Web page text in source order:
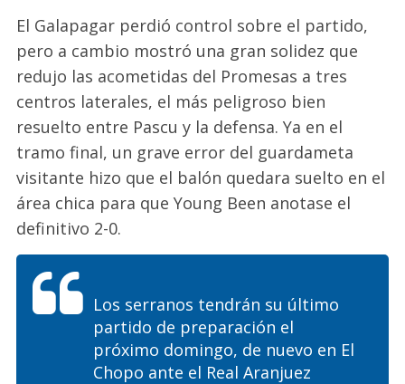
El Galapagar perdió control sobre el partido,
pero a cambio mostró una gran solidez que
redujo las acometidas del Promesas a tres
centros laterales, el más peligroso bien
resuelto entre Pascu y la defensa. Ya en el
tramo final, un grave error del guardameta
visitante hizo que el balón quedara suelto en el
área chica para que Young Been anotase el
definitivo 2-0.
Los serranos tendrán su último
partido de preparación el
próximo domingo, de nuevo en El
Chopo ante el Real Aranjuez